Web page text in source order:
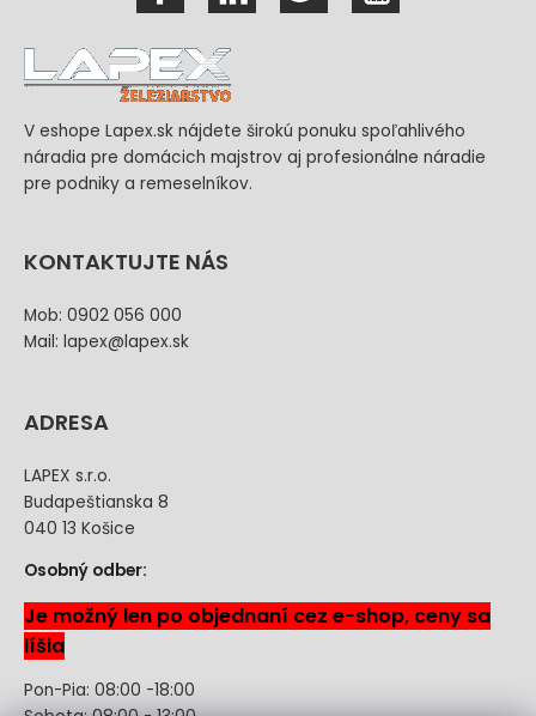
V eshope Lapex.sk nájdete širokú ponuku spoľahlivého
náradia pre domácich majstrov aj profesionálne náradie
pre podniky a remeselníkov.
KONTAKTUJTE NÁS
Mob: 0902 056 000
Mail: lapex@lapex.sk
ADRESA
LAPEX s.r.o.
Budapeštianska 8
040 13 Košice
Osobný odber:
Je možný len po objednaní cez e-shop, ceny sa
líšia
Pon-Pia: 08:00 -18:00